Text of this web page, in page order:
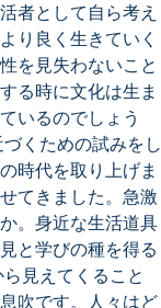
者として自ら考え
り良く生きていく
を見失わないこと
る時に文化は生ま
いるのでしょう
くための試みをし
時代を取り上げま
てきました。急激
。身近な生活道具
と学びの種を得る
見えてくること
吹です。人々はど